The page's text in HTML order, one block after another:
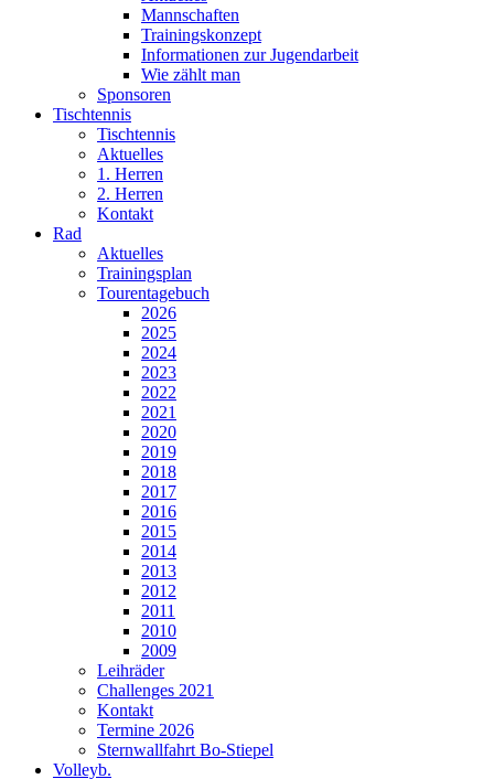
Mannschaften
Trainingskonzept
Informationen zur Jugendarbeit
Wie zählt man
Sponsoren
Tischtennis
Tischtennis
Aktuelles
1. Herren
2. Herren
Kontakt
Rad
Aktuelles
Trainingsplan
Tourentagebuch
2026
2025
2024
2023
2022
2021
2020
2019
2018
2017
2016
2015
2014
2013
2012
2011
2010
2009
Leihräder
Challenges 2021
Kontakt
Termine 2026
Sternwallfahrt Bo-Stiepel
Volleyb.